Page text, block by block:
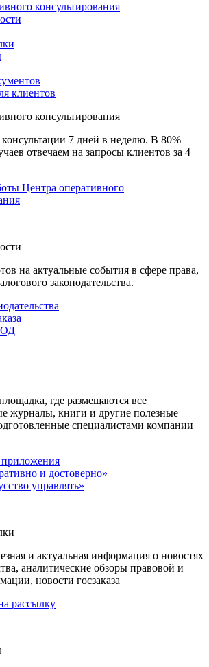
консультирования
клиентов
консультирования
7 дней в неделю. В 80%
отвечаем на запросы клиентов за 4
Центра оперативного
на актуальные события в сфере права,
законодательства.
где размещаются все
журналы, книги и другие полезные
специалистами компании
и достоверно»
управлять»
и актуальная информация о новостях
аналитические обзоры правовой и
новости госзаказа
рассылку